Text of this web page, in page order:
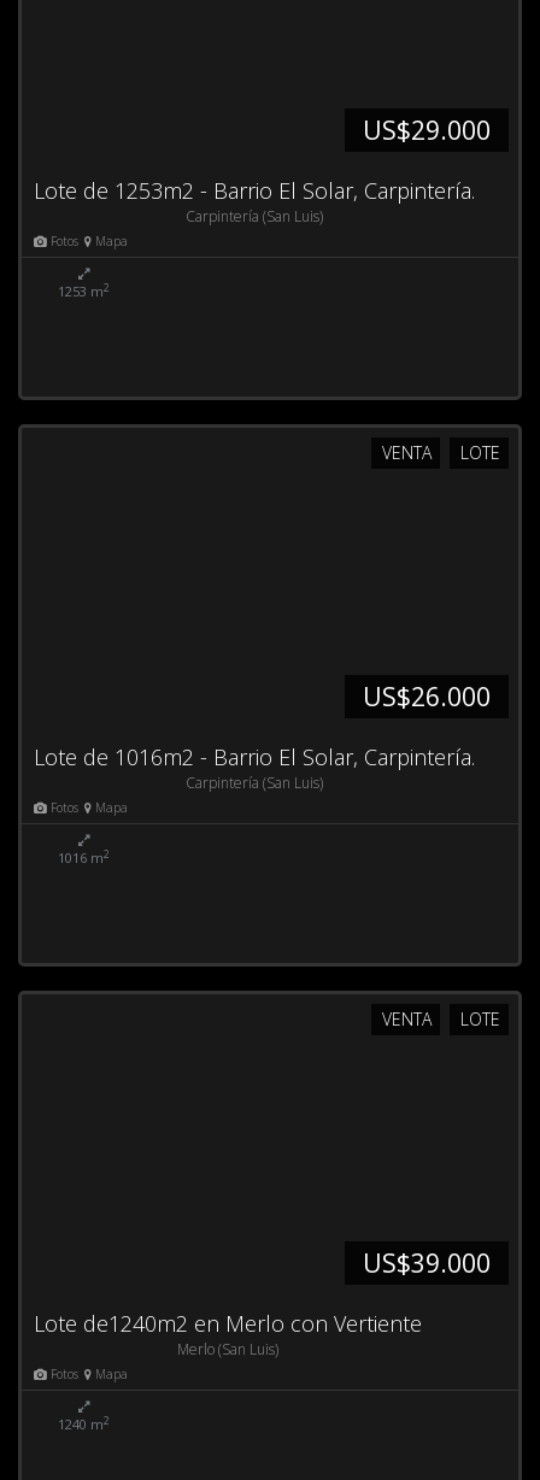
US$29.000
Lote de 1253m2 - Barrio El Solar, Carpintería.
Carpintería (San Luis)
Fotos Mapa
1253 m2
LOTE
VENTA
US$26.000
Lote de 1016m2 - Barrio El Solar, Carpintería.
Carpintería (San Luis)
Fotos Mapa
1016 m2
LOTE
VENTA
US$39.000
Lote de1240m2 en Merlo con Vertiente
Merlo (San Luis)
Fotos Mapa
1240 m2